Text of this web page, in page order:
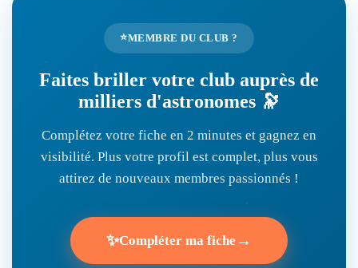
⭐MEMBRE DU CLUB ?
Faites briller votre club auprès de
milliers d'astronomes 🔭
Complétez votre fiche en 2 minutes et gagnez en
visibilité. Plus votre profil est complet, plus vous
attirez de nouveaux membres passionnés !
✨Compléter ma fiche →